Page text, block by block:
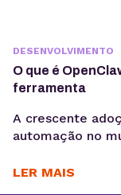
DESENVOLVIMENTO
O que é
ferramenta
A crescente
automação no
coleta, análise e
LER MAIS